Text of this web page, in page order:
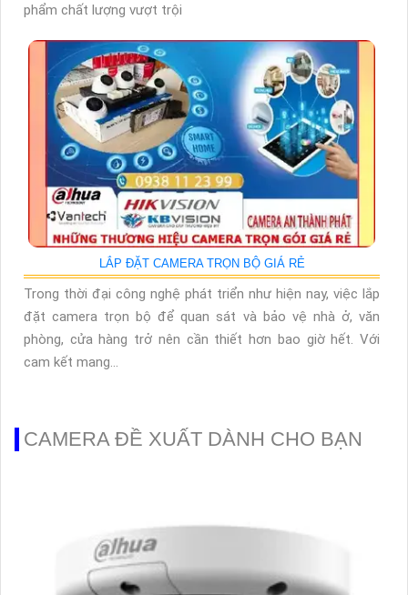
phẩm chất lượng vượt trội
LẮP ĐẶT CAMERA TRỌN BỘ GIÁ RẺ
Trong thời đại công nghệ phát triển như hiện nay, việc lắp
đặt camera trọn bộ để quan sát và bảo vệ nhà ở, văn
phòng, cửa hàng trở nên cần thiết hơn bao giờ hết. Với
cam kết mang...
CAMERA ĐỀ XUẤT DÀNH CHO BẠN